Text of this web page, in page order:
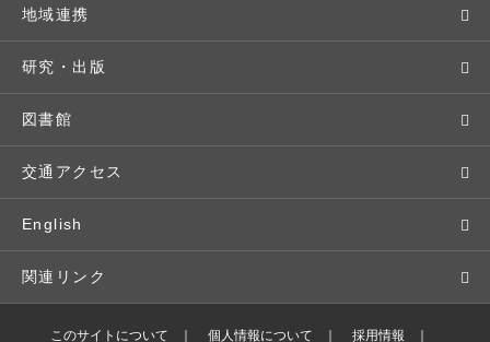
交通アクセス
基本情報・情報公開
広報・公聴
個別相談（来学・オンライン）
特待生（入学者向け）
パンフレット・資料請求
入学予定者の皆さま
留学プログラム
語学プログラム
教職課程
教員紹介
学修支援の体制
年間スケジュール
クラブ・サークル
大学周辺マップ
学生寮
学生支援制度
奨学金・特待生（在学生向け）
就職・進路サポート
資格取得
公務員試験対策
就職実績
社会で活躍する卒業生
地域連携
地域との連携
生涯学習
科目等履修生
社会人・シニア入学
施設・設備の貸し出し
研究・出版
研究者・研究分野
人文社会科学研究所
情報メディア研究所
研究論文
出版物
図書館
交通アクセス
English
関連リンク
バドミントン部ブログ
このサイトについて 個人情報について 採用情報